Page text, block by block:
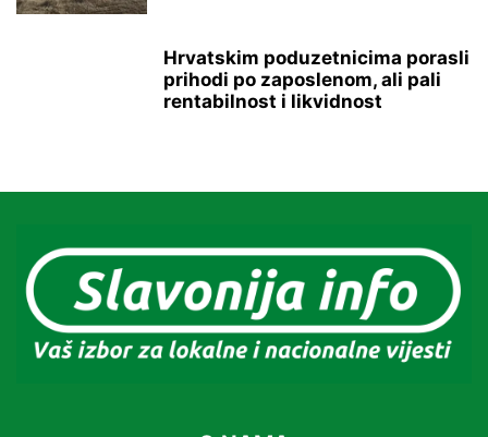
Hrvatskim poduzetnicima porasli
prihodi po zaposlenom, ali pali
rentabilnost i likvidnost